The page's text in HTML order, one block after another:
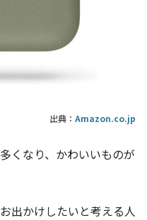
出典： Amazon.co.jp
くなり、かわいいものが
出かけしたいと考える人